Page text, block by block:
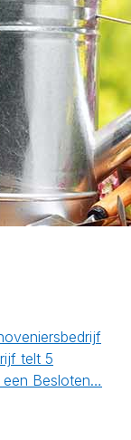
telt 5
een Besloten…